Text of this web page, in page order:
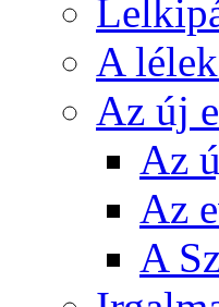
A
Az új
Az
Az
A